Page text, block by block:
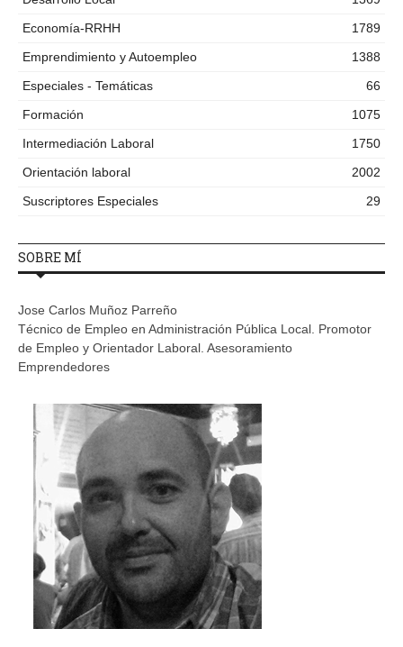
Economía-RRHH
1789
Emprendimiento y Autoempleo
1388
Especiales - Temáticas
66
Formación
1075
Intermediación Laboral
1750
Orientación laboral
2002
Suscriptores Especiales
29
SOBRE MÍ
Jose Carlos Muñoz Parreño
Técnico de Empleo en Administración Pública Local. Promotor
de Empleo y Orientador Laboral. Asesoramiento
Emprendedores